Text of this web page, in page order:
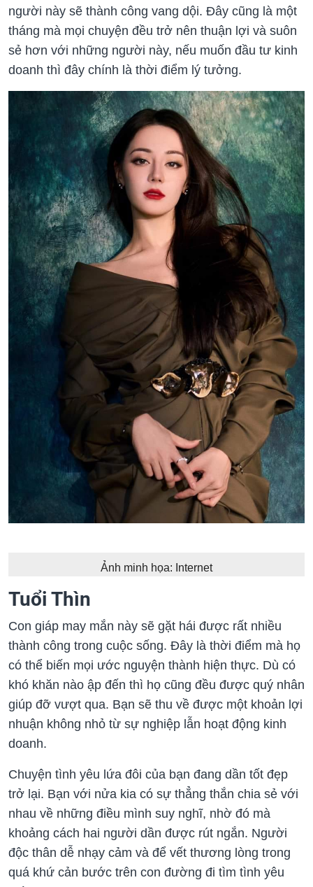
người này sẽ thành công vang dội. Đây cũng là một
tháng mà mọi chuyện đều trở nên thuận lợi và suôn
sẻ hơn với những người này, nếu muốn đầu tư kinh
doanh thì đây chính là thời điểm lý tưởng.
Ảnh minh họa: Internet
Tuổi Thìn
Con giáp may mắn này sẽ gặt hái được rất nhiều
thành công trong cuộc sống. Đây là thời điểm mà họ
có thể biến mọi ước nguyện thành hiện thực. Dù có
khó khăn nào ập đến thì họ cũng đều được quý nhân
giúp đỡ vượt qua. Bạn sẽ thu về được một khoản lợi
nhuận không nhỏ từ sự nghiệp lẫn hoạt động kinh
doanh.
Chuyện tình yêu lứa đôi của bạn đang dần tốt đẹp
trở lại. Bạn với nửa kia có sự thẳng thắn chia sẻ với
nhau về những điều mình suy nghĩ, nhờ đó mà
khoảng cách hai người dần được rút ngắn. Người
độc thân dễ nhạy cảm và để vết thương lòng trong
quá khứ cản bước trên con đường đi tìm tình yêu